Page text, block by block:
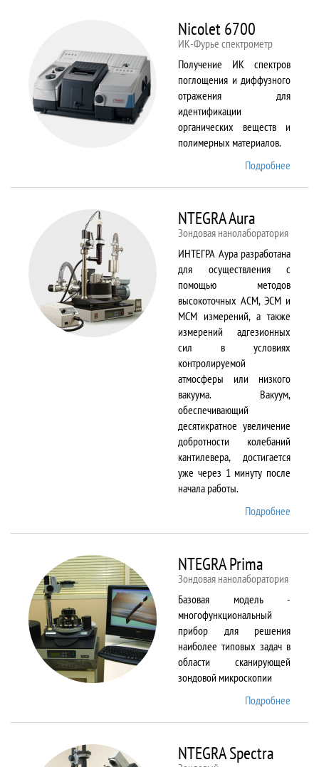
Nicolet 6700
ИК-Фурье спектрометр
Получение ИК спектров
поглощения и диффузного
отражения для
идентификации
органических веществ и
полимерных материалов.
Подробнее
NTEGRA Aura
Зондовая нанолаборатория
ИНТЕГРА Аура разработана
для осуществления с
помощью методов
высокоточных АСМ, ЭСМ и
МСМ измерений, а также
измерений адгезионных
сил в условиях
контролируемой
атмосферы или низкого
вакуума. Вакуум,
обеспечивающий
десятикратное увеличение
добротности колебаний
кантилевера, достигается
уже через 1 минуту после
начала работы.
Подробнее
NTEGRA Prima
Зондовая нанолаборатория
Базовая модель -
многофункциональный
прибор для решения
наиболее типовых задач в
области сканирующей
зондовой микроскопии
Подробнее
NTEGRA Spectra